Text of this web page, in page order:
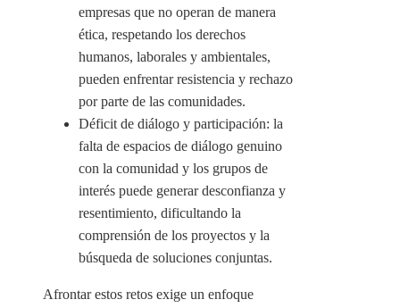
empresas que no operan de manera
ética, respetando los derechos
humanos, laborales y ambientales,
pueden enfrentar resistencia y rechazo
por parte de las comunidades.
Déficit de diálogo y participación: la
falta de espacios de diálogo genuino
con la comunidad y los grupos de
interés puede generar desconfianza y
resentimiento, dificultando la
comprensión de los proyectos y la
búsqueda de soluciones conjuntas.
Afrontar estos retos exige un enfoque